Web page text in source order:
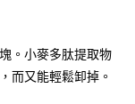
。小麥多肽提取物
而又能輕鬆卸掉。